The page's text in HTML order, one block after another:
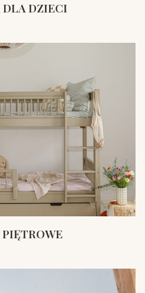
DLA DZIECI